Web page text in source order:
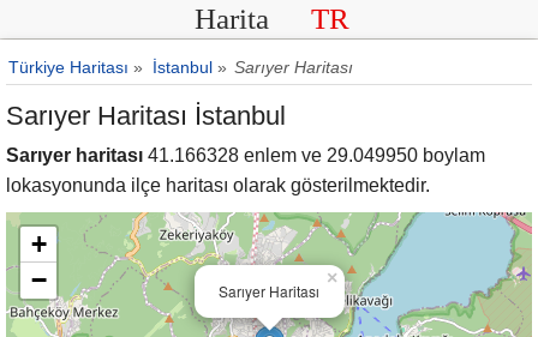
Harita TR
Türkiye Haritası » İstanbul » Sarıyer Haritası
Sarıyer Haritası İstanbul
Sarıyer haritası 41.166328 enlem ve 29.049950 boylam
lokasyonunda ilçe haritası olarak gösterilmektedir.
Sarıyer Haritası
×
+
−